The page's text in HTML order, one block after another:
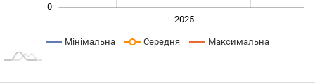
0
2025
Мінімальна Середня Максимальна